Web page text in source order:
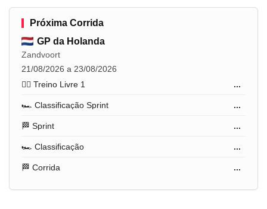
Próxima Corrida
GP da Holanda
Zandvoort
21/08/2026 a 23/08/2026
🏋️‍♂️ Treino Livre 1
...
🏎️ Classificação Sprint ...
🏁 Sprint ...
🏎️ Classificação ...
🏁 Corrida ...